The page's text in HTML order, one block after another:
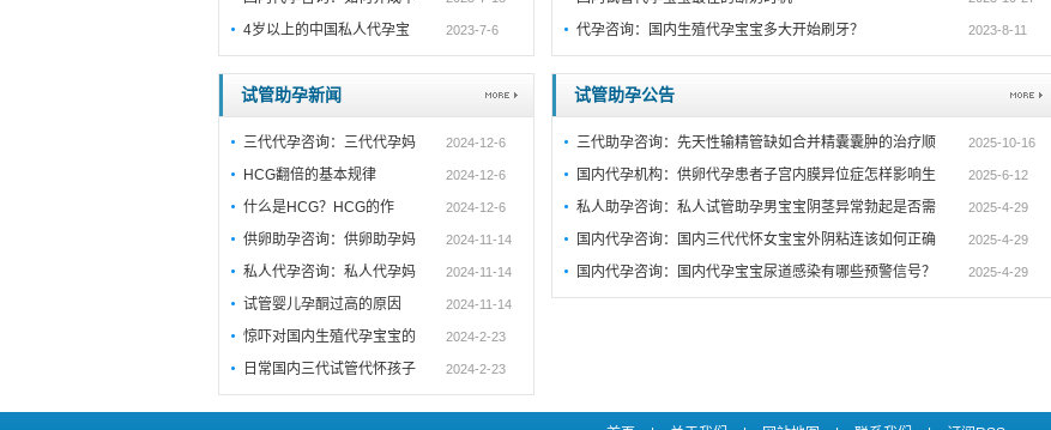
4岁以上的中国私人代孕宝 2023-7-6 代孕咨询：国内生殖代孕宝宝多大开始刷牙？ 2023-8-11
试管助孕新闻
三代代孕咨询：三代代孕妈 2024-12-6
HCG翻倍的基本规律 2024-12-6
什么是HCG？HCG的作 2024-12-6
供卵助孕咨询：供卵助孕妈 2024-11-14
私人代孕咨询：私人代孕妈 2024-11-14
试管婴儿孕酮过高的原因 2024-11-14
惊吓对国内生殖代孕宝宝的 2024-2-23
日常国内三代试管代怀孩子 2024-2-23
试管助孕公告
三代助孕咨询：先天性输精管缺如合并精囊囊肿的治疗顺 2025-10-16
国内代孕机构：供卵代孕患者子宫内膜异位症怎样影响生 2025-6-12
私人助孕咨询：私人试管助孕男宝宝阴茎异常勃起是否需 2025-4-29
国内代孕咨询：国内三代代怀女宝宝外阴粘连该如何正确 2025-4-29
国内代孕咨询：国内代孕宝宝尿道感染有哪些预警信号？ 2025-4-29